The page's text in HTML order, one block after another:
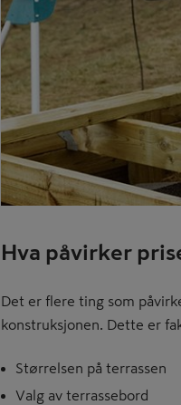
Hva påvirker
Det er flere ting som
konstruksjonen. Dette er
Størrelsen på terrassen
Valg av terrassebord